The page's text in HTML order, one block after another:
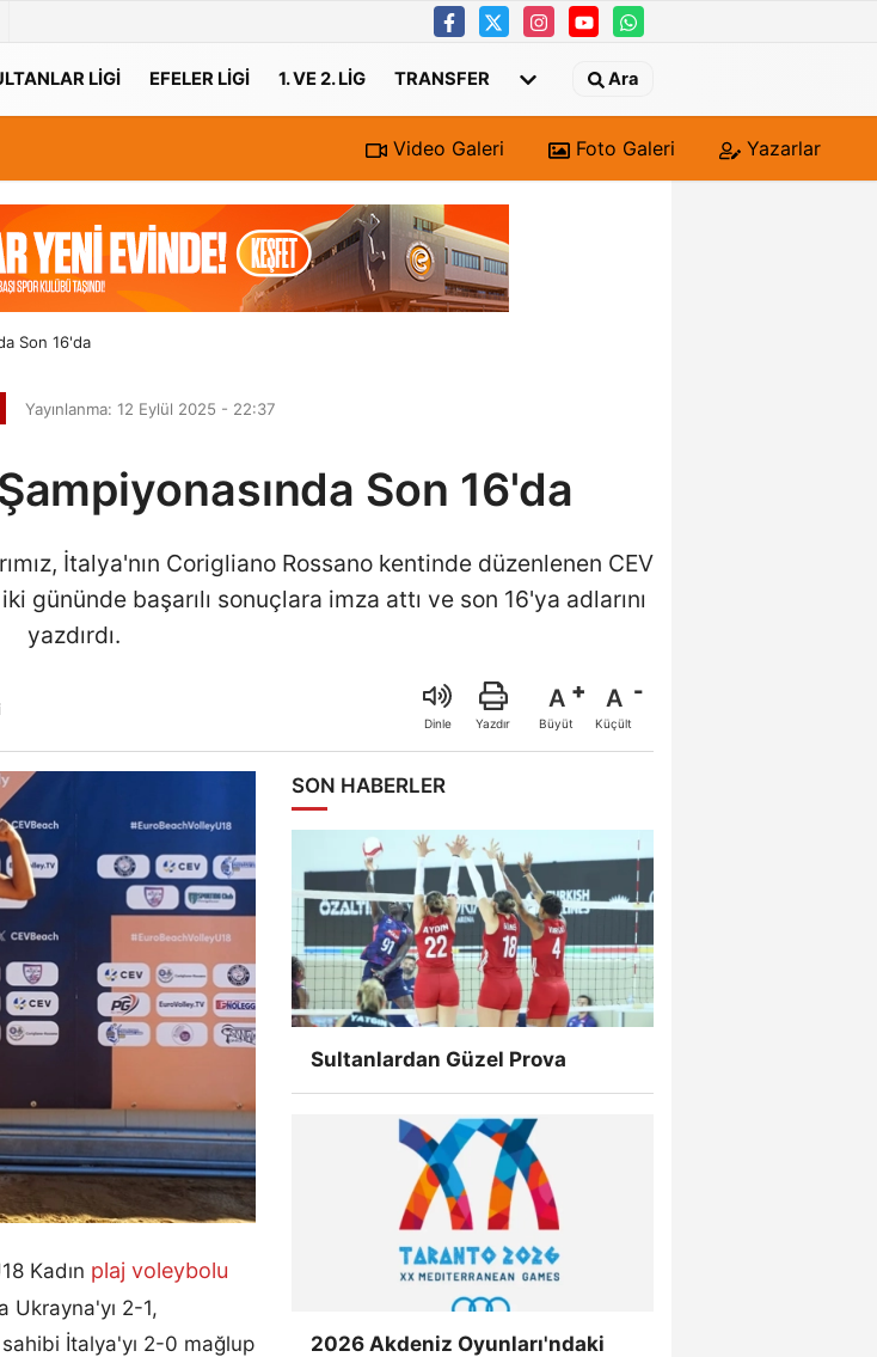
LIGI EFELER LIGI 1. VE 2. LIG TRANSFER Ara
Video Galeri Foto Galeri Yazarlar
Son 16'da
Yayınlanma: 12 Eylül 2025 - 22:37
Son 16'da
İtalya'nın Corigliano Rossano kentinde düzenlenen CEV
gününde başarılı sonuçlara imza attı ve son 16'ya adlarını
yazdırdı.
Dinle Yazdır
A
Büyüt
A
Küçült
Kadın plaj voleybolu
Ukrayna'yı 2-1,
İtalya'yı 2-0 mağlup
SON HABERLER
Sultanlardan Güzel Prova
2026 Akdeniz Oyunları'ndaki